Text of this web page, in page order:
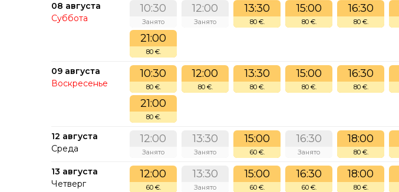
08 августа
Суббота
10:30
Занято
12:00
Занято
13:30
80 €.
15:00
80 €.
16:30
80 €.
21:00
80 €.
09 августа
Воскресенье
10:30
80 €.
12:00
80 €.
13:30
80 €.
15:00
80 €.
16:30
80 €.
21:00
80 €.
12 августа
Среда
12:00
Занято
13:30
Занято
15:00
60 €.
16:30
Занято
18:00
80 €.
13 августа
Четверг
12:00
60 €.
13:30
Занято
15:00
60 €.
16:30
60 €.
18:00
80 €.